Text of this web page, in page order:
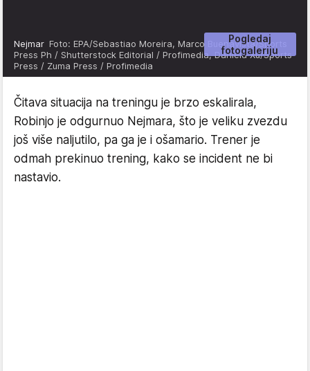
Pogledaj
fotogaleriju
Nejmar Foto: EPA/Sebastiao Moreira, Marco Buenavista/Sports
Press Ph / Shutterstock Editorial / Profimedia, Daniela Xu/Sports
Press / Zuma Press / Profimedia
Čitava situacija na treningu je brzo eskalirala,
Robinjo je odgurnuo Nejmara, što je veliku zvezdu
još više naljutilo, pa ga je i ošamario. Trener je
odmah prekinuo trening, kako se incident ne bi
nastavio.